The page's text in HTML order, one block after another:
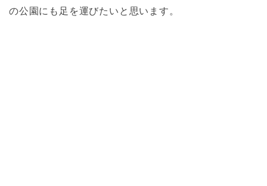
の公園にも足を運びたいと思います。